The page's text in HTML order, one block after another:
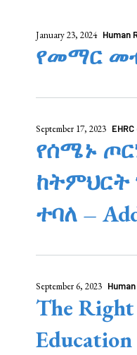
January 23, 2024 Human
የመማር
September 17, 2023
የሰሜኑ
ከትምህርት
ተባለ –
September 6, 2023
The Right
Education